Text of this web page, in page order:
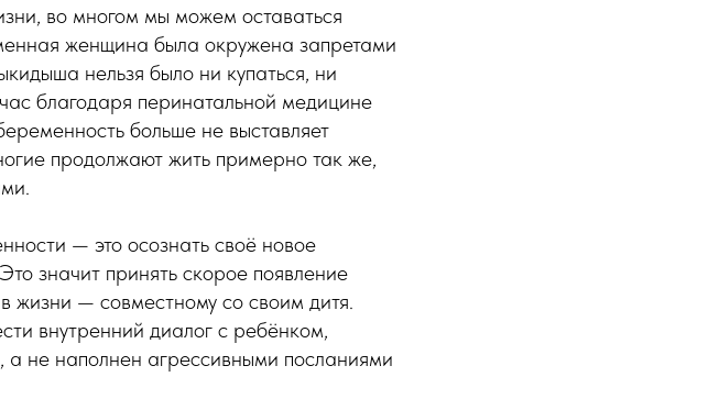
во многом мы можем оставаться
женщина была окружена запретами
нельзя было ни купаться, ни
благодаря перинатальной медицине
больше не выставляет
продолжают жить примерно так же,
— это осознать своё новое
значит принять скорое появление
жизни — совместному со своим дитя.
внутренний диалог с ребёнком,
не наполнен агрессивными посланиями